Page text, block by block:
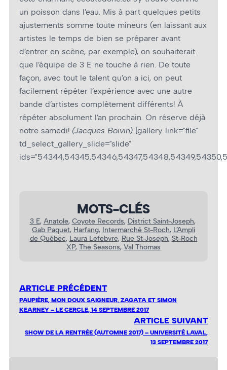
un poisson dans l’eau. Mis à part quelques petits
ajustements somme toute mineurs (en laissant aux
artistes le temps de bien se préparer avant
d’entrer en scène, par exemple), on souhaiterait
que l’équipe de 3 E ne touche à rien. De toute
façon, avec tout le talent qu’on a ici, on peut
facilement répéter l’expérience avec une autre
bande d’artistes complètement différents! À
répéter absolument l’an prochain. On réserve déjà
notre samedi! (Jacques Boivin) [gallery link="file"
td_select_gallery_slide="slide"
MOTS-CLÉS
3 E, Anatole, Coyote Records, District Saint-Joseph,
Gab Paquet, Harfang, Intermarché St-Roch, L’Ampli
de Québec, Laura Lefebvre, Rue St-Joseph, St-Roch
XP, The Seasons, Val Thomas
ARTICLE PRÉCÉDENT
PAUPIÈRE, MON DOUX SAIGNEUR, ZAGATA ET SIMON
KEARNEY – LE CERCLE, 14 SEPTEMBRE 2017
ARTICLE SUIVANT
SHOW DE LA RENTRÉE (AUTOMNE 2017) – UNIVERSITÉ LAVAL,
13 SEPTEMBRE 2017